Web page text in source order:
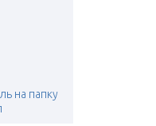
на папку